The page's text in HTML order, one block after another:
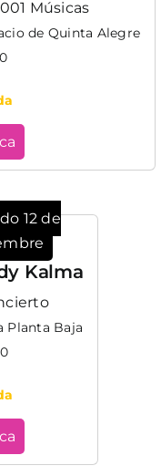
Músicas
de Quinta Alegre
12 de
Kalma
Planta Baja